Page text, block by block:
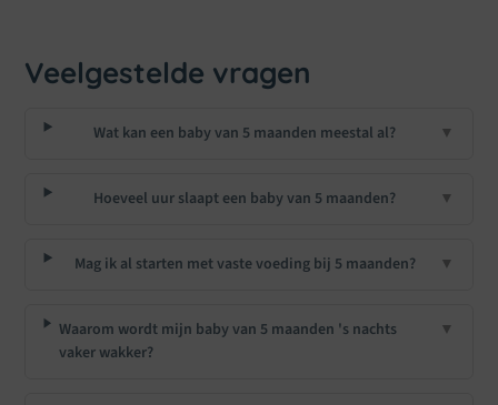
Veelgestelde vragen
Wat kan een baby van 5 maanden meestal al? ▼
Hoeveel uur slaapt een baby van 5 maanden? ▼
Mag ik al starten met vaste voeding bij 5 maanden? ▼
Waarom wordt mijn baby van 5 maanden 's nachts
vaker wakker?
▼